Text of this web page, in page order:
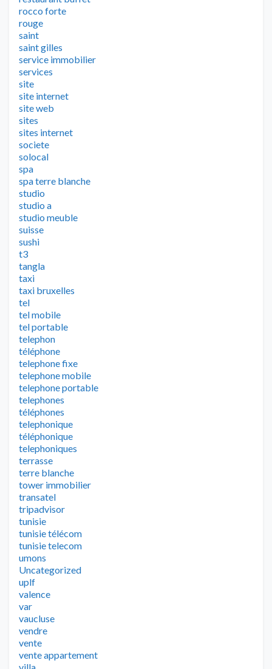
rocco forte
rouge
saint
saint gilles
service immobilier
services
site
site internet
site web
sites
sites internet
societe
solocal
spa
spa terre blanche
studio
studio a
studio meuble
suisse
sushi
t3
tangla
taxi
taxi bruxelles
tel
tel mobile
tel portable
telephon
téléphone
telephone fixe
telephone mobile
telephone portable
telephones
téléphones
telephonique
téléphonique
telephoniques
terrasse
terre blanche
tower immobilier
transatel
tripadvisor
tunisie
tunisie télécom
tunisie telecom
umons
Uncategorized
uplf
valence
var
vaucluse
vendre
vente
vente appartement